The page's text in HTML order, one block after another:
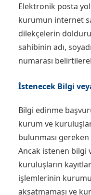
Elektronik posta
kurumun internet
dilekçelerin
sahibinin adı,
numarası
İstenecek Bilgi
Bilgi edinme
kurum ve
bulunması
Ancak istenen bilgi
kuruluşların
işlemlerinin
aksatmaması ve